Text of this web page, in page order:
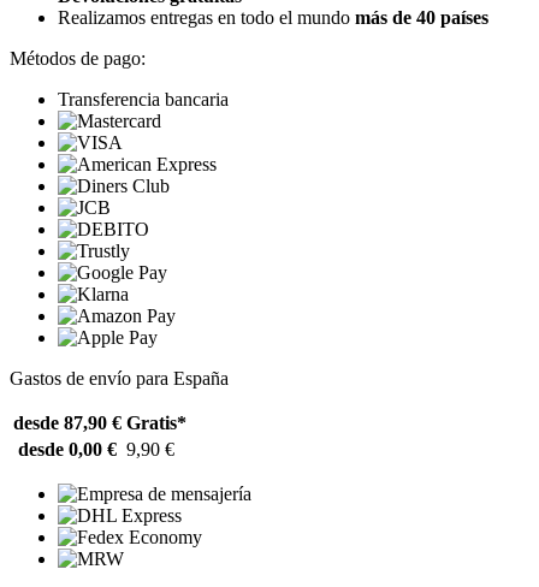
Realizamos entregas en todo el mundo más de 40 países
Métodos de pago:
Transferencia bancaria
Gastos de envío para España
desde 87,90 € Gratis*
desde 0,00 € 9,90 €